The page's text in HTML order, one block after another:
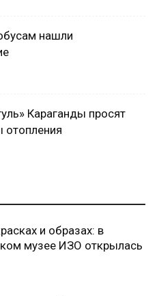
нашли
Караганды просят
отопления
и образах: в
музее ИЗО открылась